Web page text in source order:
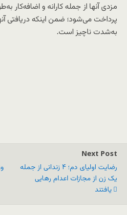
مزدی‌ آنها از جمله کارانه و اضافه‌کار
پرداخت می‌شود؛ ضمن اینکه دریافتی‌
به‌شدت ناچیز است.
Next Post
رضایت اولیای دم؛ ۴ زندانی از جمله
یک زن از مجازات اعدام رهایی
یافتند